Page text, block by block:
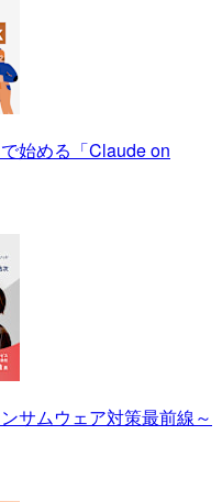
始める「Claude on
サムウェア対策最前線～